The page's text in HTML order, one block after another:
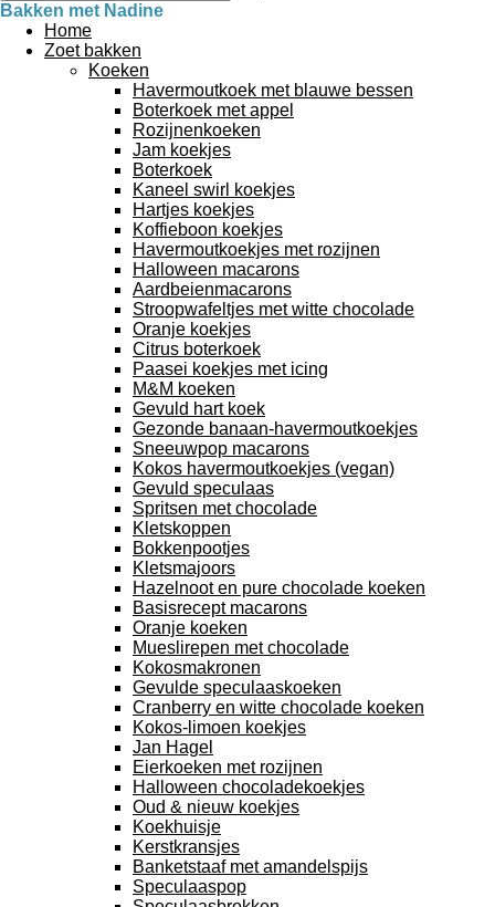
Bakken met Nadine
Home
Zoet bakken
Koeken
Havermoutkoek met blauwe bessen
Boterkoek met appel
Rozijnenkoeken
Jam koekjes
Boterkoek
Kaneel swirl koekjes
Hartjes koekjes
Koffieboon koekjes
Havermoutkoekjes met rozijnen
Halloween macarons
Aardbeienmacarons
Stroopwafeltjes met witte chocolade
Oranje koekjes
Citrus boterkoek
Paasei koekjes met icing
M&M koeken
Gevuld hart koek
Gezonde banaan-havermoutkoekjes
Sneeuwpop macarons
Kokos havermoutkoekjes (vegan)
Gevuld speculaas
Spritsen met chocolade
Kletskoppen
Bokkenpootjes
Kletsmajoors
Hazelnoot en pure chocolade koeken
Basisrecept macarons
Oranje koeken
Mueslirepen met chocolade
Kokosmakronen
Gevulde speculaaskoeken
Cranberry en witte chocolade koeken
Kokos-limoen koekjes
Jan Hagel
Eierkoeken met rozijnen
Halloween chocoladekoekjes
Oud & nieuw koekjes
Koekhuisje
Kerstkransjes
Banketstaaf met amandelspijs
Speculaaspop